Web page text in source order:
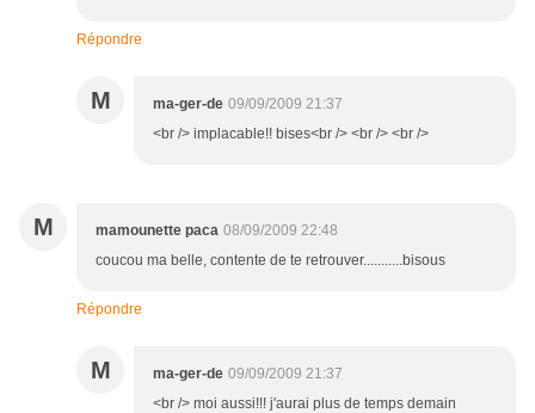
Répondre
M ma-ger-de 09/09/2009 21:37
<br /> implacable!! bises<br /> <br /> <br />
M mamounette paca 08/09/2009 22:48
coucou ma belle, contente de te retrouver...........bisous
Répondre
M ma-ger-de 09/09/2009 21:37
<br /> moi aussi!!! j'aurai plus de temps demain